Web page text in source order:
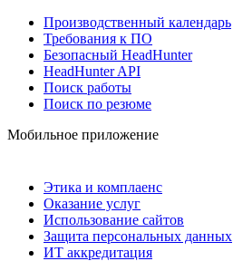
Производственный календарь
Требования к ПО
Безопасный HeadHunter
HeadHunter API
Поиск работы
Поиск по резюме
Мобильное приложение
Этика и комплаенс
Оказание услуг
Использование сайтов
Защита персональных данных
ИТ аккредитация